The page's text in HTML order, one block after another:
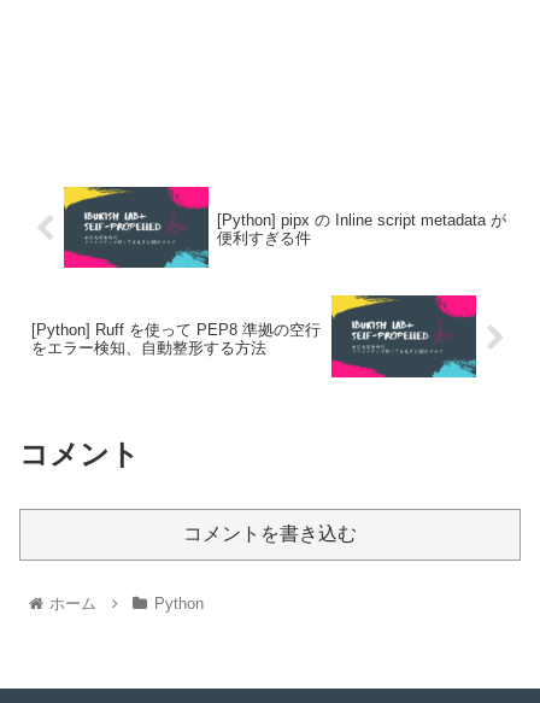
[Python] pipx の Inline script metadata が
便利すぎる件
[Python] Ruff を使って PEP8 準拠の空行
をエラー検知、自動整形する方法
コメント
コメントを書き込む
ホーム Python